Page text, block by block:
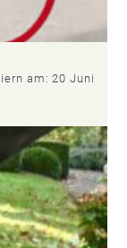
am: 20 Juni